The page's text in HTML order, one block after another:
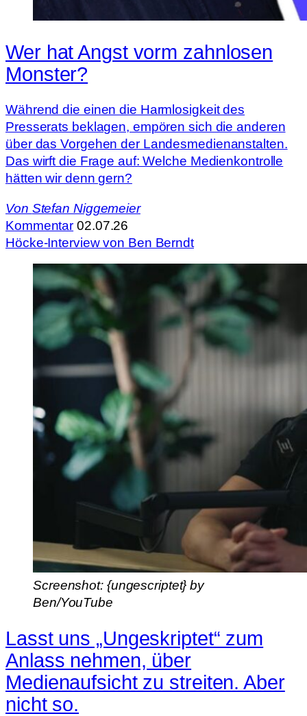
Wer hat Angst vorm zahnlosen
Monster?
Während die einen die Harmlosigkeit des
Presserats beklagen, empören sich die anderen
über das Vorgehen der Landesmedienanstalten.
Das wirft die Frage auf: Welche Medienkontrolle
hätten wir denn gern?
Von Stefan Niggemeier
Kommentar 02.07.26
Höcke-Interview von Ben Berndt
Screenshot: {ungescriptet} by
Ben/YouTube
Lasst uns „Ungeskriptet“ zum
Anlass nehmen, über
Medienaufsicht zu streiten. Aber
nicht so.